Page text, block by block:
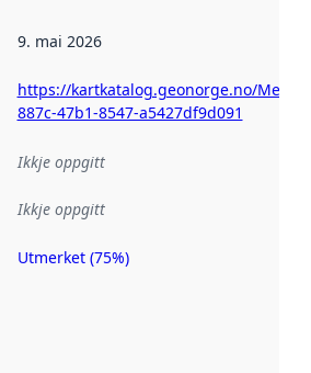
9. mai 2026
https://kartkatalog.geonorge.no/
887c-47b1-8547-a5427df9d091
Ikkje oppgitt
Ikkje oppgitt
Metadatakvalitet
Utmerket (75%)